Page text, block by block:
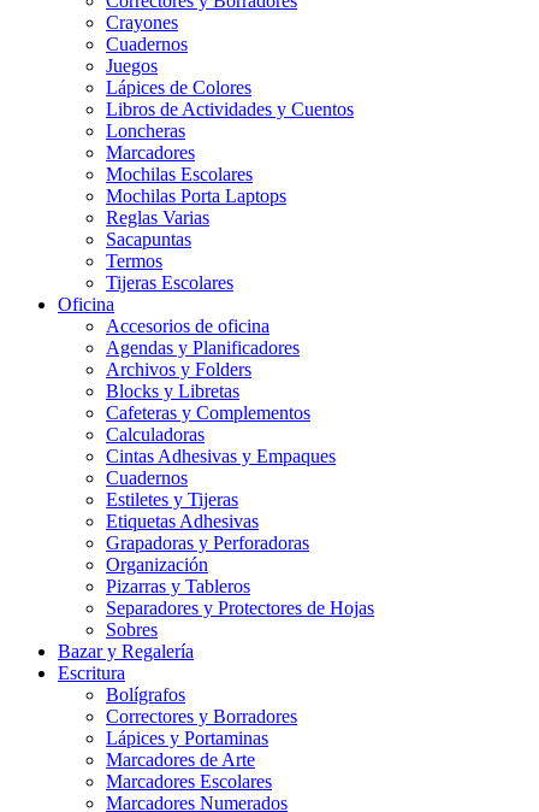
Crayones
Cuadernos
Juegos
Lápices de Colores
Libros de Actividades y Cuentos
Loncheras
Marcadores
Mochilas Escolares
Mochilas Porta Laptops
Reglas Varias
Sacapuntas
Termos
Tijeras Escolares
Oficina
Accesorios de oficina
Agendas y Planificadores
Archivos y Folders
Blocks y Libretas
Cafeteras y Complementos
Calculadoras
Cintas Adhesivas y Empaques
Cuadernos
Estiletes y Tijeras
Etiquetas Adhesivas
Grapadoras y Perforadoras
Organización
Pizarras y Tableros
Separadores y Protectores de Hojas
Sobres
Bazar y Regalería
Escritura
Bolígrafos
Correctores y Borradores
Lápices y Portaminas
Marcadores de Arte
Marcadores Escolares
Marcadores Numerados